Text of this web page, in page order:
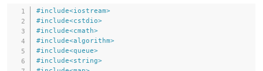
#include<iostream>
#include<cstdio>
#include<cmath>
#include<algorithm>
#include<queue>
#include<string>